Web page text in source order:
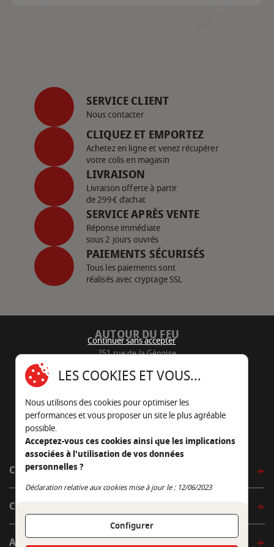
SERVICE CLIENT
Nous contacter
CLIQUEZ ET EMPORTEZ
Achetez en ligne et venez récupérer
votre colis en magasin
LIVRAISON
Livraison offerte à partir
de 299€ d’achat
SERVICE APRÈS VENTE
Réponse immédiate
sous 2 jours ouvrés
PAIEMENTS SÉCURISÉS
Tous les paiements sont
réalisés avec cryptage SSL
AUTOUR DU FEU
251 rue de la Génoise
05 45 22 98 09
Nous envoyer un e-mail
CÔTÉ OUTDOOR
CÔTÉ INDOOR
AUTOUR DE LA TABLE
Continuer sans accepter
LES COOKIES ET VOUS...
Nous utilisons des cookies pour optimiser les
performances et vous proposer un site le plus agréable
possible.
Acceptez-vous ces cookies ainsi que les implications
associées à l'utilisation de vos données
personnelles ?
Déclaration relative aux cookies mise à jour le : 12/06/2023
Configurer
Continuer sans accepter